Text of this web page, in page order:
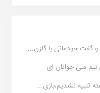
گفت خودمانی با گلزن...
تنبیه نشدیم،بازی...